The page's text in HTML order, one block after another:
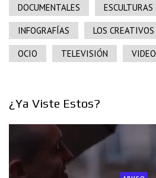
DOCUMENTALES ESCULTURAS
INFOGRAFÍAS LOS CREATIVOS
OCIO TELEVISIÓN VIDEO
¿Ya Viste Estos?